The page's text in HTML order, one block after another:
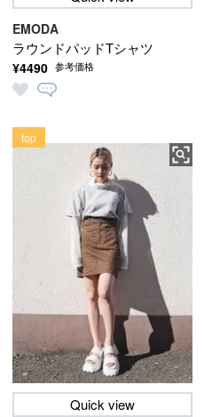
ラウンドパッドTシャツ
EMODA
¥4490 参考価格
Quick view
top